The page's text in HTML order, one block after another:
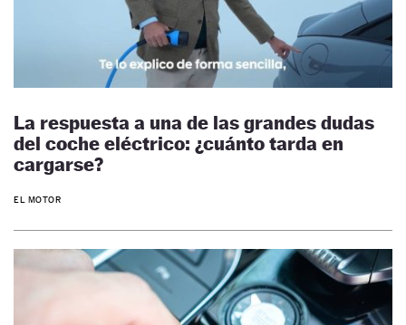
La respuesta a una de las grandes dudas
del coche eléctrico: ¿cuánto tarda en
cargarse?
EL MOTOR